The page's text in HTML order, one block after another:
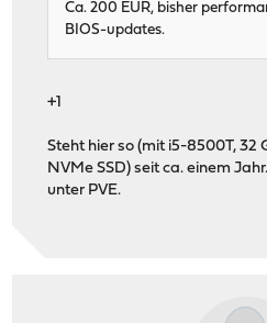
Ca. 200 EUR, bisher
BIOS-updates.
+1
Steht hier so (mit i5-8500T, 32
NVMe SSD) seit ca. einem
unter PVE.